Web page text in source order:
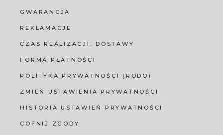
GWARANCJA
REKLAMACJE
CZAS REALIZACJI, DOSTAWY
FORMA PŁATNOŚCI
POLITYKA PRYWATNOŚCI (RODO)
ZMIEŃ USTAWIENIA PRYWATNOŚCI
HISTORIA USTAWIEŃ PRYWATNOŚCI
COFNIJ ZGODY